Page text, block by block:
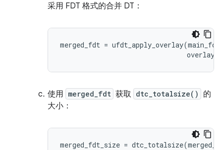
采用 FDT 格式的合并 DT：
merged_fdt =
使用 merged_fdt 获取 dtc_totalsize()
的
大小：
merged_fdt_size =